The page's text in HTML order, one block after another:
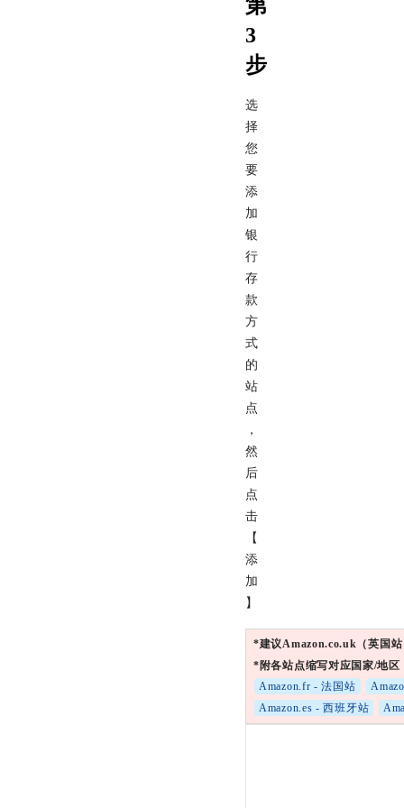
第
3
步
选
择
您
要
添
加
银
行
存
款
方
式
的
站
点
，
然
后
点
击
【
添
加
】
*建议Amazon.co.uk（英国
*附各站点缩写对应国家/地
Amazon.fr - 法国站
Amazon.es - 西班牙站